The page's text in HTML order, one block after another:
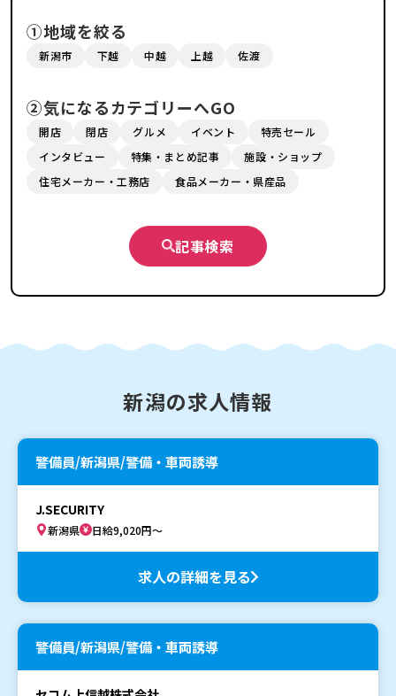
①地域を絞る
新潟市 下越 中越 上越 佐渡
②気になるカテゴリーへGO
開店 閉店 グルメ イベント
特売セール
インタビュー
特集・まとめ記事
施設・ショップ
住宅メーカー・工務店
食品メーカー・県産品
記事検索
新潟の求人情報
警備員/新潟県/警備・車両誘導
J.SECURITY
新潟県 日給9,020円～
求人の詳細を見る
警備員/新潟県/警備・車両誘導